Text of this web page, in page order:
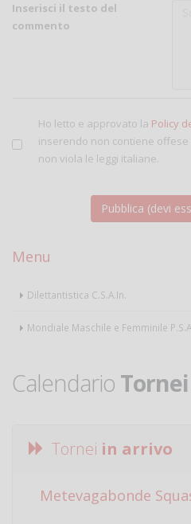
Inserisci il testo del
commento
Ho letto e approvato la Policy
inserendo non contiene
non viola le leggi italiane.
Menu
Dilettantistica C.S.A.In.
Mondiale Maschile e Femminile
Calendario Tornei
Tornei in arrivo
Metevagabonde